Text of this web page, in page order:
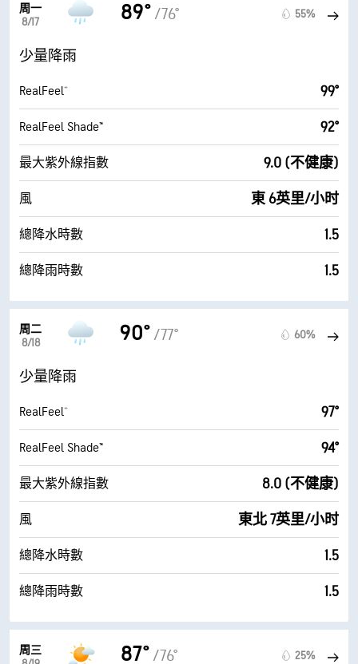
周一
8/17
89° /76° 55%
少量降雨
RealFeel® 99°
RealFeel Shade™ 92°
最大紫外線指數 9.0 (不健康)
風 東 6英里/小时
總降水時數 1.5
總降雨時數 1.5
周二
8/18
90° /77° 60%
少量降雨
RealFeel® 97°
RealFeel Shade™ 94°
最大紫外線指數 8.0 (不健康)
風 東北 7英里/小时
總降水時數 1.5
總降雨時數 1.5
周三
87° /76° 25%